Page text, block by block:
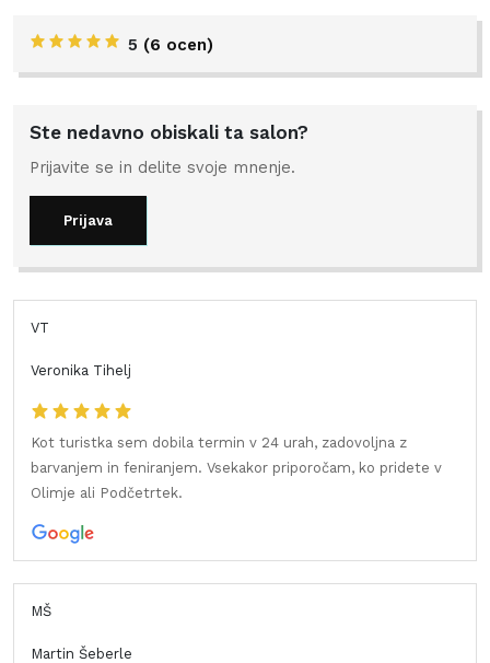
5 (6 ocen)
Ste nedavno obiskali ta salon?
Prijavite se in delite svoje mnenje.
Prijava
VT
Veronika Tihelj
Kot turistka sem dobila termin v 24 urah, zadovoljna z
barvanjem in feniranjem. Vsekakor priporočam, ko pridete v
Olimje ali Podčetrtek.
MŠ
Martin Šeberle